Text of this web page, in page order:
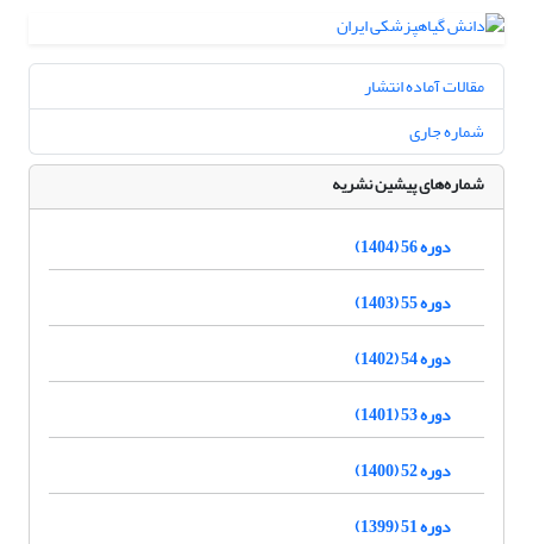
مقالات آماده انتشار
شماره جاری
شماره‌های پیشین نشریه
دوره 56 (1404)
دوره 55 (1403)
دوره 54 (1402)
دوره 53 (1401)
دوره 52 (1400)
دوره 51 (1399)